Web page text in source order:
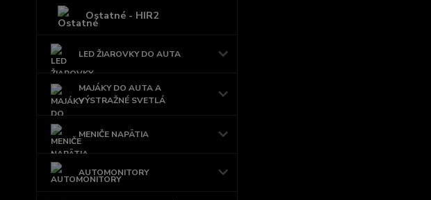
Ostatné - HIR2
LED ŽIAROVKY DO AUTA
MAJÁKY DO AUTA A
VÝSTRAŽNÉ SVETLÁ
MENIČE NAPÄTIA
AUTOMONITORY